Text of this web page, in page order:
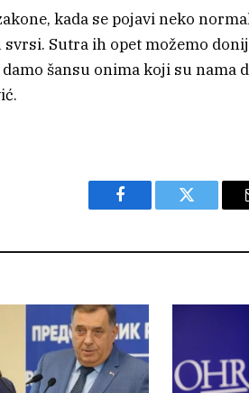
kada se pojavi neko
Sutra ih opet možemo
šansu onima koji su nama
Facebook Twitter